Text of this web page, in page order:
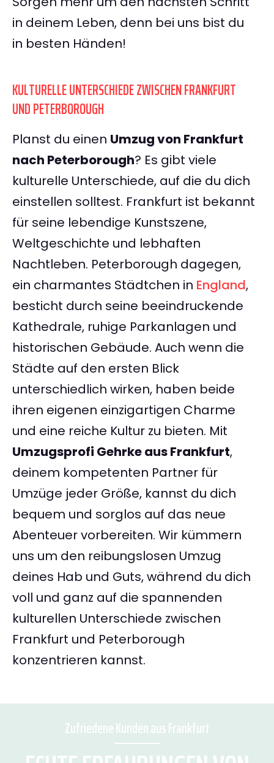
in deinem Leben, denn bei uns bist du
in besten Händen!
KULTURELLE UNTERSCHIEDE ZWISCHEN FRANKFURT
UND PETERBOROUGH
Planst du einen Umzug von Frankfurt
nach Peterborough? Es gibt viele
kulturelle Unterschiede, auf die du dich
einstellen solltest. Frankfurt ist bekannt
für seine lebendige Kunstszene,
Weltgeschichte und lebhaften
Nachtleben. Peterborough dagegen,
ein charmantes Städtchen in England,
besticht durch seine beeindruckende
Kathedrale, ruhige Parkanlagen und
historischen Gebäude. Auch wenn die
Städte auf den ersten Blick
unterschiedlich wirken, haben beide
ihren eigenen einzigartigen Charme
und eine reiche Kultur zu bieten. Mit
Umzugsprofi Gehrke aus Frankfurt,
deinem kompetenten Partner für
Umzüge jeder Größe, kannst du dich
bequem und sorglos auf das neue
Abenteuer vorbereiten. Wir kümmern
uns um den reibungslosen Umzug
deines Hab und Guts, während du dich
voll und ganz auf die spannenden
kulturellen Unterschiede zwischen
Frankfurt und Peterborough
konzentrieren kannst.
Zufriedene Kunden aus Frankfurt